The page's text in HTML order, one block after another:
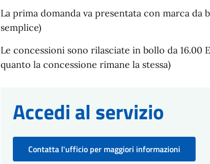
La prima domanda va presentata con marca da
semplice)
Le concessioni sono rilasciate in bollo da 16.00
quanto la concessione rimane la stessa)
Accedi al servizio
Contatta l'ufficio per maggiori informazioni